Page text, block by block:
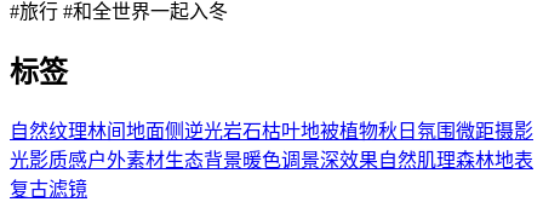
#旅行 #和全世界一起入冬
标签
自然纹理林间地面侧逆光岩石枯叶地被植物秋日氛围微距摄影
光影质感户外素材生态背景暖色调景深效果自然肌理森林地表
复古滤镜